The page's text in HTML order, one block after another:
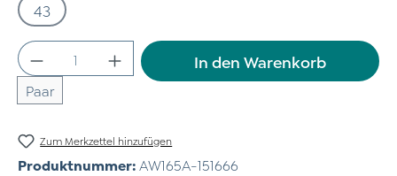
43
Produkt Anzahl: Gib den gewünschten
Paar
In den Warenkorb
Zum Merkzettel hinzufügen
Produktnummer: AW165A-151666